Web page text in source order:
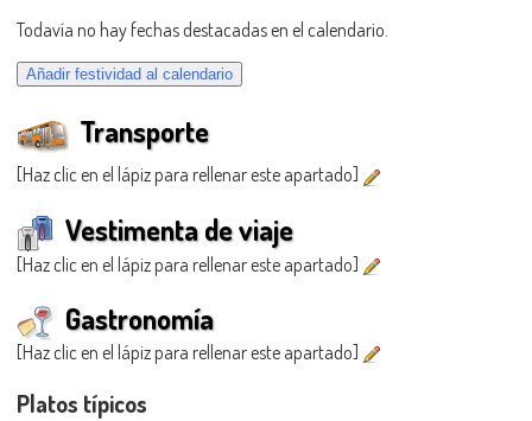
Todavía no hay fechas destacadas en el calendario.
Transporte
[Haz clic en el lápiz para rellenar este apartado]
Vestimenta de viaje
[Haz clic en el lápiz para rellenar este apartado]
Gastronomía
[Haz clic en el lápiz para rellenar este apartado]
Platos típicos